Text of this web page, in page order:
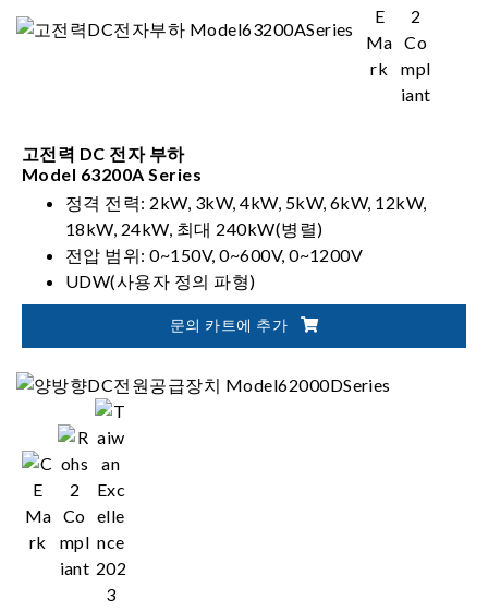
고전력 DC 전자 부하
Model 63200A Series
정격 전력: 2kW, 3kW, 4kW, 5kW, 6kW, 12kW,
18kW, 24kW, 최대 240kW(병렬)
전압 범위: 0~150V, 0~600V, 0~1200V
UDW(사용자 정의 파형)
동기 동적 제어
문의 카트에 추가